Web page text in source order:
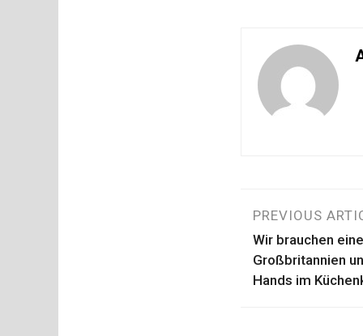
PREVIOUS
Wir brauchen
Großbritannien
Hands im